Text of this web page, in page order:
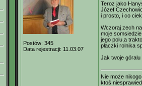
Postów: 345
Data rejestracji: 11.03.07
Teroz jako
Józef
i prosto, i co
Wczoraj zech
moje
jego polu,a
płaczki rolnika
Jak twoje
Nie może
ktoś